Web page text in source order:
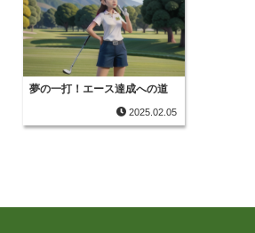
夢の一打！エース達成への道
2025.02.05